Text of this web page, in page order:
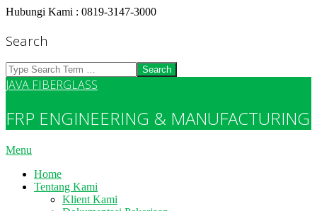
Skip
content
Hubungi Kami : 0819-3147-3000
Search
Search
JAVA FIBERGLASS
FRP ENGINEERING & MANUFACTURING
Primary
Menu
Menu
Home
Tentang Kami
Klient Kami